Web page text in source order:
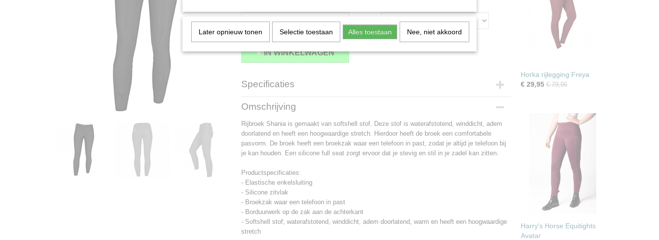
IN WINKELWAGEN
Specificaties
Productcode
Omschrijving
Rijbroek Shania is gemaakt van softshell stof. Deze stof is waterafstotend, winddicht, adem
doorlatend en heeft een hoogwaardige stretch. Hierdoor heeft de broek een comfortabele
pasvorm. De broek heeft een broekzak waar een telefoon in past, zodat je altijd je telefoon bij
je kan houden. Een silicone full seat zorgt ervoor dat je stevig en stil in je zadel kan zitten.
Productspecificaties:
- Elastische enkelsluiting
- Silicone zitvlak
- Broekzak waar een telefoon in past
- Borduurwerk op de zak aan de achterkant
- Softshell stof; waterafstotend, winddicht, adem doorlatend, warm en heeft een hoogwaardige
stretch
Horka rijlegging Freya
€ 29,95 € 79,95
Harry's Horse Equitights
Avatar
Later opnieuw tonen Selectie toestaan Alles toestaan Nee, niet akkoord